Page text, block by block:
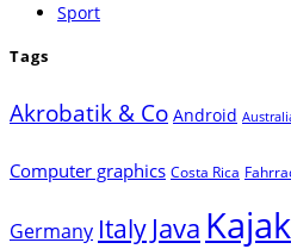
Sport
Tags
Akrobatik & Co Android
Computer graphics Costa Rica
Germany Italy Java Kajak